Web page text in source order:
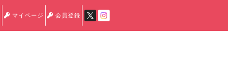
マイページ 会員登録